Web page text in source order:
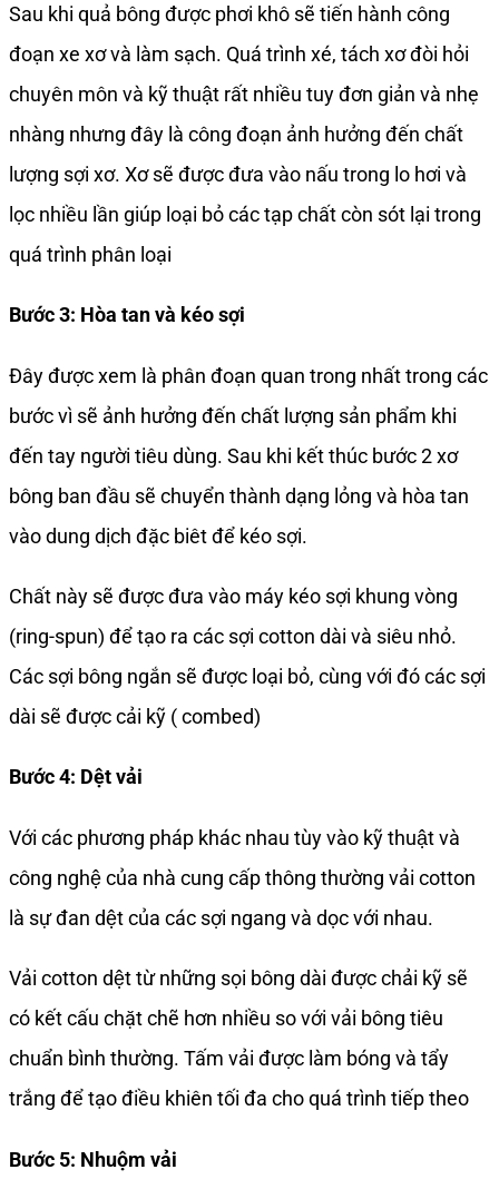
Sau khi quả bông được phơi khô sẽ tiến hành công
đoạn xe xơ và làm sạch. Quá trình xé, tách xơ đòi hỏi
chuyên môn và kỹ thuật rất nhiều tuy đơn giản và nhẹ
nhàng nhưng đây là công đoạn ảnh hưởng đến chất
lượng sợi xơ. Xơ sẽ được đưa vào nấu trong lo hơi và
lọc nhiều lần giúp loại bỏ các tạp chất còn sót lại trong
quá trình phân loại
Bước 3: Hòa tan và kéo sợi
Đây được xem là phân đoạn quan trong nhất trong các
bước vì sẽ ảnh hưởng đến chất lượng sản phẩm khi
đến tay người tiêu dùng. Sau khi kết thúc bước 2 xơ
bông ban đầu sẽ chuyển thành dạng lỏng và hòa tan
vào dung dịch đặc biêt để kéo sợi.
Chất này sẽ được đưa vào máy kéo sợi khung vòng
(ring-spun) để tạo ra các sợi cotton dài và siêu nhỏ.
Các sợi bông ngắn sẽ được loại bỏ, cùng với đó các sợi
dài sẽ được cải kỹ ( combed)
Bước 4: Dệt vải
Với các phương pháp khác nhau tùy vào kỹ thuật và
công nghệ của nhà cung cấp thông thường vải cotton
là sự đan dệt của các sợi ngang và dọc với nhau.
Vải cotton dệt từ những sọi bông dài được chải kỹ sẽ
có kết cấu chặt chẽ hơn nhiều so với vải bông tiêu
chuẩn bình thường. Tấm vải được làm bóng và tẩy
trắng để tạo điều khiên tối đa cho quá trình tiếp theo
Bước 5: Nhuộm vải